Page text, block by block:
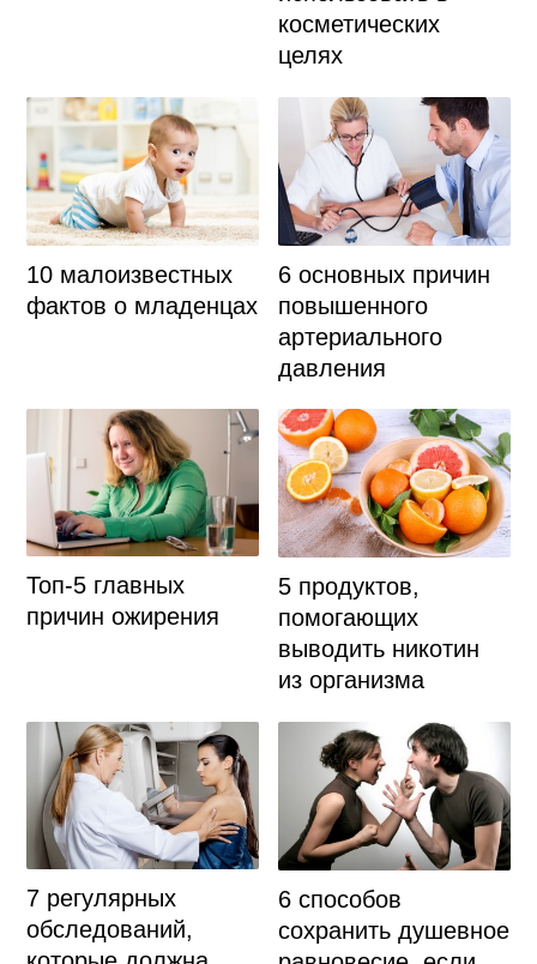
косметических
целях
10 малоизвестных
фактов о младенцах
6 основных причин
повышенного
артериального
давления
Топ-5 главных
причин ожирения
5 продуктов,
помогающих
выводить никотин
из организма
7 регулярных
обследований,
6 способов
сохранить душевное